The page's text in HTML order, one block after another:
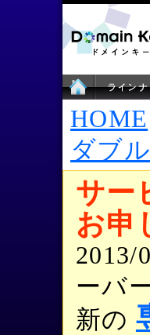
HOME
ダブ
サー
お申
2013/
ーバ
新の